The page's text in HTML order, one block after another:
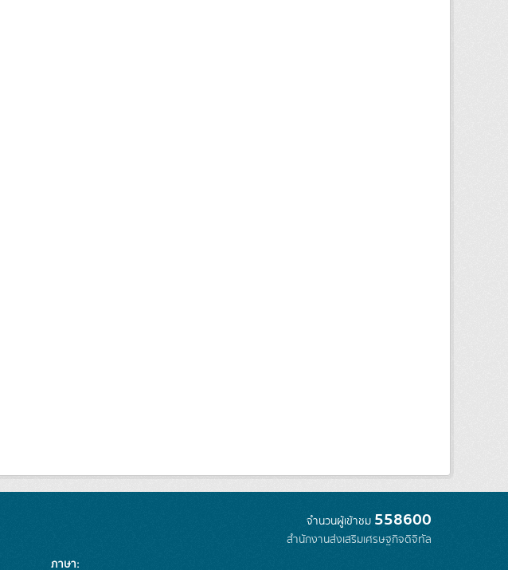
จำนวนผู้เข้าชม 558600
สำนักงานส่งเสริมเศรษฐกิจดิจิทัล
ภาษา